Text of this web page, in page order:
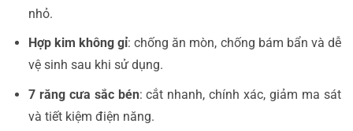
nhỏ.
Hợp kim không gỉ: chống ăn mòn, chống bám bẩn và dễ
vệ sinh sau khi sử dụng.
7 răng cưa sắc bén: cắt nhanh, chính xác, giảm ma sát
và tiết kiệm điện năng.